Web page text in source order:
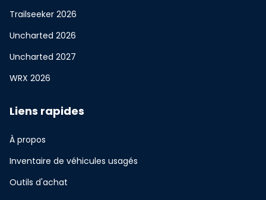
Trailseeker 2026
Uncharted 2026
Uncharted 2027
WRX 2026
Liens rapides
À propos
Inventaire de véhicules usagés
Outils d'achat